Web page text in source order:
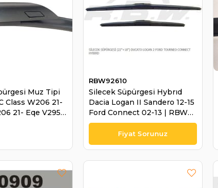
Muz Tipi
Class W206 21-
21- Eqe V295
21- Glc Class
22- | RBW
Silecek Süpürgesi Hybrıd
Dacia Logan II Sandero 12-15
Ford Connect 02-13 | RBW
92610
RBW92610